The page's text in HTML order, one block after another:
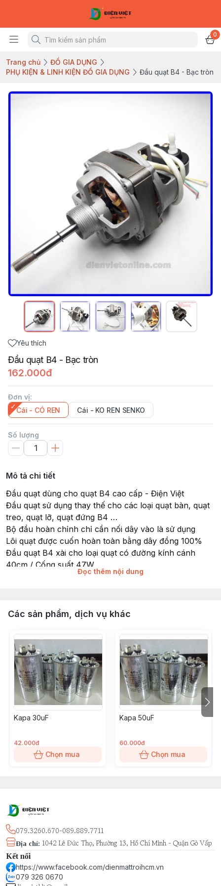
0
Trang chủ
ĐỒ GIA DỤNG
PHỤ KIỆN & LINH KIỆN ĐỒ GIA DỤNG
Đầu quạt B4 - Bạc tròn
Yêu thích
Đầu quạt B4 - Bạc tròn
162.000đ
Đơn vị:
Cái - CÓ REN
Cái - KO REN SENKO
Số lượng
Mô tả chi tiết
Đầu quạt dùng cho quạt B4 cao cấp - Điện Việt
Đầu quạt sử dụng thay thế cho các loại quạt bàn, quạt
treo, quạt lỡ, quạt đứng B4 …
Bộ đầu hoàn chỉnh chỉ cần nối dây vào là sử dụng
Lõi quạt được cuốn hoàn toàn bằng dây đồng 100%
Đầu quạt B4 xài cho loại quạt có đường kính cánh
40cm / Cống suất 47W
Đầu quạt B5 xài cho loại quạt có đường kính cánh
bạc đạn ( tuổi thọ cao hơn loại bạc thường gấp đôi )
tháo đầu cũ
Đọc thêm nội dung
Các sản phẩm, dịch vụ khác
Kapa 30uF
42.000đ
Chọn mua
Kapa 50uF
60.000đ
Chọn mua
079.3260.670-089.889.7711
Địa chỉ: 1042 Lê Đức Thọ, Phường 13, Hồ Chí Minh - Quận Gò Vấp
Kết nối
https://www.facebook.com/dienmattroihcm.vn
079 326 0670